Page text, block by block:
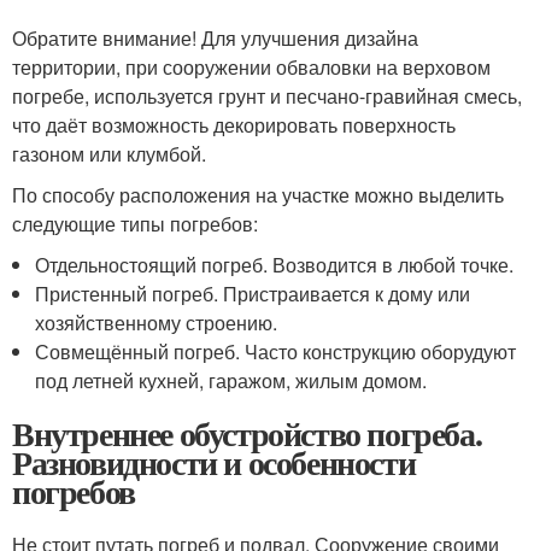
Обратите внимание! Для улучшения дизайна
территории, при сооружении обваловки на верховом
погребе, используется грунт и песчано-гравийная смесь,
что даёт возможность декорировать поверхность
газоном или клумбой.
По способу расположения на участке можно выделить
следующие типы погребов:
Отдельностоящий погреб. Возводится в любой точке.
Пристенный погреб. Пристраивается к дому или
хозяйственному строению.
Совмещённый погреб. Часто конструкцию оборудуют
под летней кухней, гаражом, жилым домом.
Внутреннее обустройство погреба.
Разновидности и особенности
погребов
Не стоит путать погреб и подвал. Сооружение своими